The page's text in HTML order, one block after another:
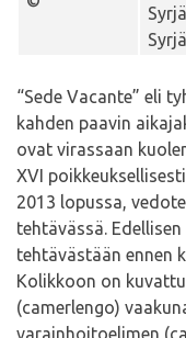
“Sede Vacante” eli
kahden paavin
ovat virassaan
XVI
2013 lopussa,
tehtävässä.
tehtävästään ennen
Kolikkoon on
(camerlengo)
varainhoitoelimen